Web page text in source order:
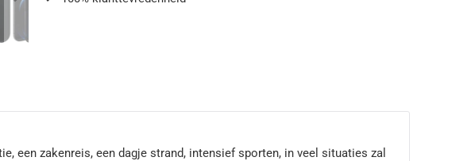
een zakenreis, een dagje strand, intensief sporten, in veel situaties zal